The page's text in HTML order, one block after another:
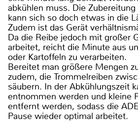
abkühlen muss. Die
kann sich so doch etwas in die
Zudem ist das Gerät
Da die Reibe jedoch mit großer
arbeitet, reicht die Minute aus
oder Kartoffeln zu verarbeiten.
Bereitet man größere Mengen
zudem, die Trommelreiben
säubern. In der Abkühlungszeit
entnommen werden und kleine
entfernt werden, sodass die
Pause wieder optimal arbeitet.